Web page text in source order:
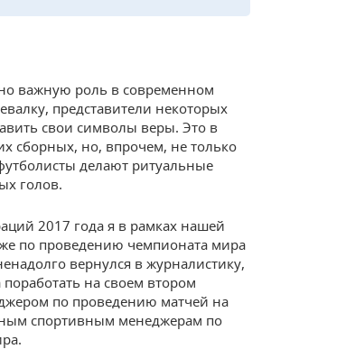
важную роль в современном
представители некоторых
свои символы веры. Это в
сборных, но, впрочем, не только
делают ритуальные
голов.
2017 года я в рамках нашей
по проведению чемпионата мира
вернулся в журналистику,
на своем втором
по проведению матчей на
спортивным менеджерам по